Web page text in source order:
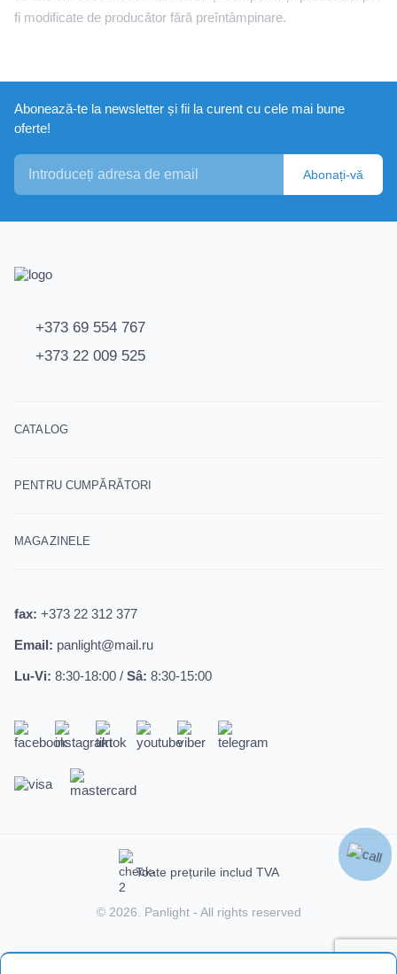
fi modificate de producător fără preîntâmpinare.
Abonează-te la newsletter și fii la curent cu cele mai bune
oferte!
Abonați-vă
+373 69 554 767
+373 22 009 525
CATALOG
PENTRU CUMPĂRĂTORI
MAGAZINELE
fax: +373 22 312 377
Email: panlight@mail.ru
Lu-Vi: 8:30-18:00 / Sâ: 8:30-15:00
© 2026. Panlight- All rights reserved
Toate prețurile includ TVA